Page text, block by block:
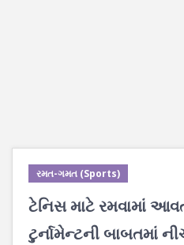
રમત-ગમત (Sports)
ટેનિસ માટે રમવામાં
ટુર્નામેન્ટની બાબતમાં